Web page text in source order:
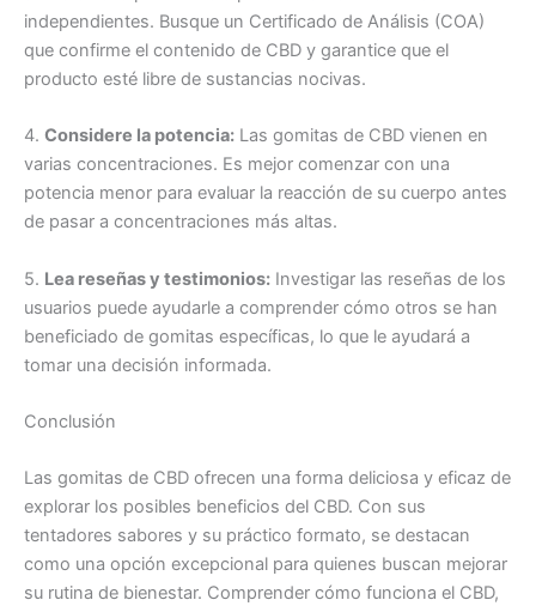
independientes. Busque un Certificado de Análisis (COA)
que confirme el contenido de CBD y garantice que el
producto esté libre de sustancias nocivas.
4. Considere la potencia: Las gomitas de CBD vienen en
varias concentraciones. Es mejor comenzar con una
potencia menor para evaluar la reacción de su cuerpo antes
de pasar a concentraciones más altas.
5. Lea reseñas y testimonios: Investigar las reseñas de los
usuarios puede ayudarle a comprender cómo otros se han
beneficiado de gomitas específicas, lo que le ayudará a
tomar una decisión informada.
Conclusión
Las gomitas de CBD ofrecen una forma deliciosa y eficaz de
explorar los posibles beneficios del CBD. Con sus
tentadores sabores y su práctico formato, se destacan
como una opción excepcional para quienes buscan mejorar
su rutina de bienestar. Comprender cómo funciona el CBD,